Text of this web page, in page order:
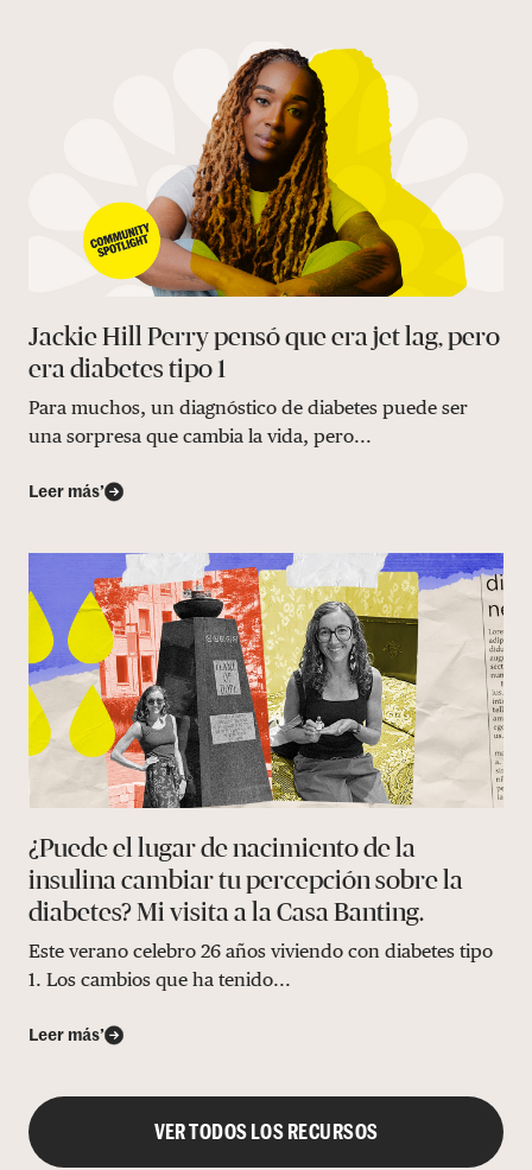
Jackie Hill Perry pensó que era jet lag, pero
era diabetes tipo 1
Para muchos, un diagnóstico de diabetes puede ser
una sorpresa que cambia la vida, pero...
Leer más’
¿Puede el lugar de nacimiento de la
insulina cambiar tu percepción sobre la
diabetes? Mi visita a la Casa Banting.
Este verano celebro 26 años viviendo con diabetes tipo
1. Los cambios que ha tenido...
Leer más’
VER TODOS LOS RECURSOS